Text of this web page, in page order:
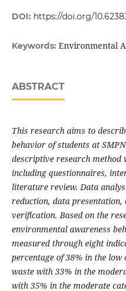
DOI: https://doi.org/
Keywords: Environmental
ABSTRACT
This research aims to
behavior of students at
descriptive research method
including questionnaires,
literature review. Data
reduction, data
verification. Based on the
environmental awareness
measured through eight
percentage of 38% in the
waste with 33% in the
with 35% in the moderate